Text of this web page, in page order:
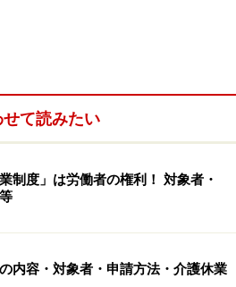
ご本人がお元気だった頃に好き
さくつぶして差し上げては？と
います。
せて読みたい
業制度」は労働者の権利！ 対象者・
内容・対象者・申請方法・介護休業